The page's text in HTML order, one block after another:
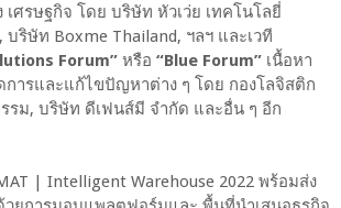
ศรษฐกิจ โดย บริษัท หัวเว่ย เทคโนโลยี่
บริษัท Boxme Thailand, ฯลฯ และเวที
Forum” หรือ “Blue Forum” เนื้อหา
การและแก้ไขปัญหาต่าง ๆ โดย กองโลจิสติก
รม, บริษัท ดีเฟนส์มี จํากัด และอื่น ๆ อีก
| Intelligent Warehouse 2022 พร้อมส่ง